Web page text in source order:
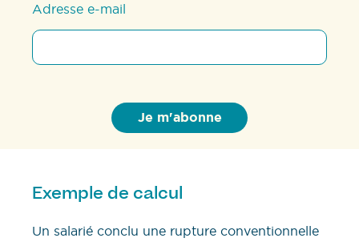
Adresse e-mail
Exemple de calcul
Un salarié conclu une rupture conventionnelle